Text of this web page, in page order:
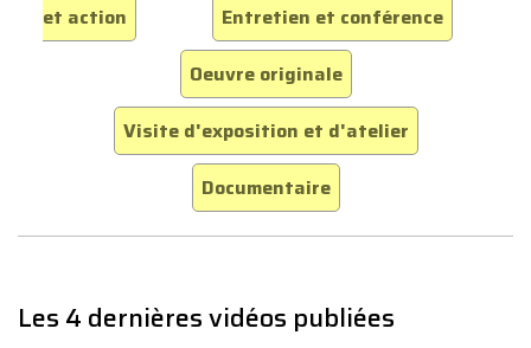
et action
Entretien et conférence
Oeuvre originale
Visite d'exposition et d'atelier
Documentaire
Les 4 dernières vidéos publiées